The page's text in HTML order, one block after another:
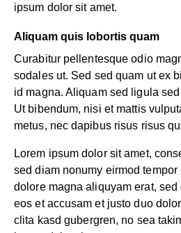
ipsum dolor sit amet.
Aliquam quis lobortis quam
Curabitur pellentesque odio
sodales ut. Sed sed quam ut ex
id magna. Aliquam sed ligula
Ut bibendum, nisi et mattis
metus, nec dapibus risus risus
Lorem ipsum dolor sit amet,
sed diam nonumy eirmod
dolore magna aliquyam erat,
eos et accusam et justo duo
clita kasd gubergren, no sea